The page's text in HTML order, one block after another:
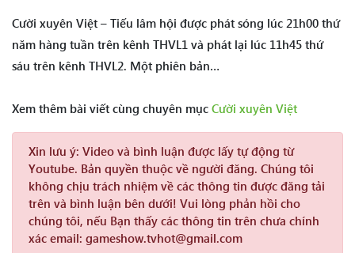
Cười xuyên Việt – Tiếu lâm hội được phát sóng lúc 21h00 thứ
năm hàng tuần trên kênh THVL1 và phát lại lúc 11h45 thứ
sáu trên kênh THVL2. Một phiên bản…
Xem thêm bài viết cùng chuyên mục Cười xuyên Việt
Xin lưu ý: Video và bình luận được lấy tự động từ
Youtube. Bản quyền thuộc về người đăng. Chúng tôi
không chịu trách nhiệm về các thông tin được đăng tải
trên và bình luận bên dưới! Vui lòng phản hồi cho
chúng tôi, nếu Bạn thấy các thông tin trên chưa chính
xác email: gameshow.tvhot@gmail.com